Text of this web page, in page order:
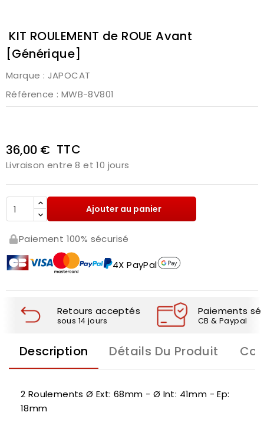
KIT ROULEMENT de ROUE Avant
[Générique]
Marque : JAPOCAT
Référence : MWB-8V801
36,00 € TTC
Livraison entre 8 et 10 jours
Ajouter au panier
Paiement 100% sécurisé
4X PayPal
Retours acceptés
sous 14 jours
Paiements
CB & Paypal
Description Détails Du Produit
2 Roulements Ø Ext: 68mm - Ø Int: 41mm - Ep:
18mm